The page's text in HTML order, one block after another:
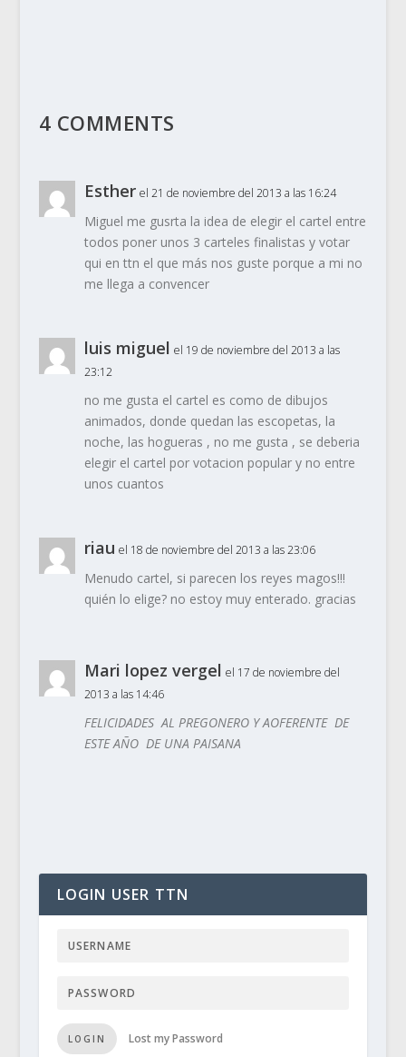
4 COMMENTS
Esther el 21 de noviembre del 2013 a las 16:24
Miguel me gusrta la idea de elegir el cartel entre
todos poner unos 3 carteles finalistas y votar
qui en ttn el que más nos guste porque a mi no
me llega a convencer
luis miguel el 19 de noviembre del 2013 a las
23:12
no me gusta el cartel es como de dibujos
animados, donde quedan las escopetas, la
noche, las hogueras , no me gusta , se deberia
elegir el cartel por votacion popular y no entre
unos cuantos
riau el 18 de noviembre del 2013 a las 23:06
Menudo cartel, si parecen los reyes magos!!!
quién lo elige? no estoy muy enterado. gracias
Mari lopez vergel el 17 de noviembre del
2013 a las 14:46
FELICIDADES AL PREGONERO Y AOFERENTE DE
ESTE AÑO DE UNA PAISANA
LOGIN USER TTN
LOGIN Lost my Password